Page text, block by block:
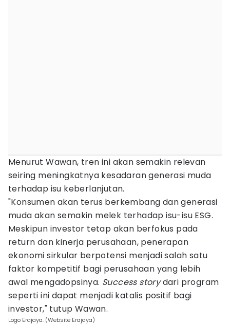
Menurut Wawan, tren ini akan semakin relevan
seiring meningkatnya kesadaran generasi muda
terhadap isu keberlanjutan.
"Konsumen akan terus berkembang dan generasi
muda akan semakin melek terhadap isu-isu ESG.
Meskipun investor tetap akan berfokus pada
return dan kinerja perusahaan, penerapan
ekonomi sirkular berpotensi menjadi salah satu
faktor kompetitif bagi perusahaan yang lebih
awal mengadopsinya. Success storydari program
seperti ini dapat menjadi katalis positif bagi
investor," tutup Wawan.
Logo Erajaya. (Website Erajaya)